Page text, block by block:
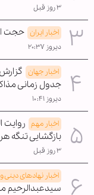
۳ روز قبل
اخبار ایران حجت
دیروز ۲۰:۳۷
اخبار جهان
جدول زمانی
دیروز ۱۰:۴۱
اخبار مهم روایت
بازگشایی تنگه
۳ روز قبل
اخبار نهادهای دینی
سیدعبدالرحیم